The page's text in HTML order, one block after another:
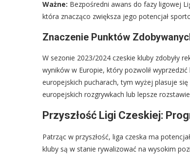
Ważne: Bezpośredni awans do fazy ligowej
która znacząco zwiększa jego potencjał
Znaczenie Punktów
W sezonie 2023/2024 czeskie kluby zdobyły
wyników w Europie, który pozwolił
europejskich pucharach, tym wyżej plasuje
europejskich rozgrywkach lub lepsze
Przyszłość Ligi Czeskiej:
Patrząc w przyszłość, liga czeska ma
kluby są w stanie rywalizować na wysokim